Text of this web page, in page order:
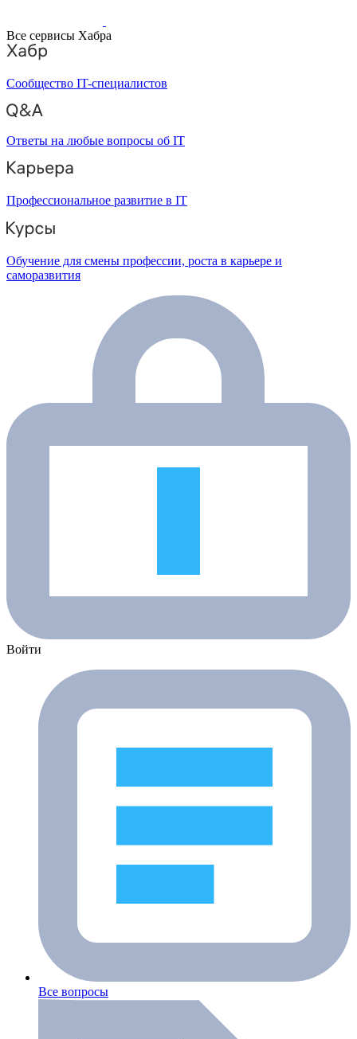
Все сервисы Хабра
Сообщество IT-специалистов
Ответы на любые вопросы об IT
Профессиональное развитие в IT
Обучение для смены профессии, роста в карьере и
саморазвития
Войти
Все вопросы